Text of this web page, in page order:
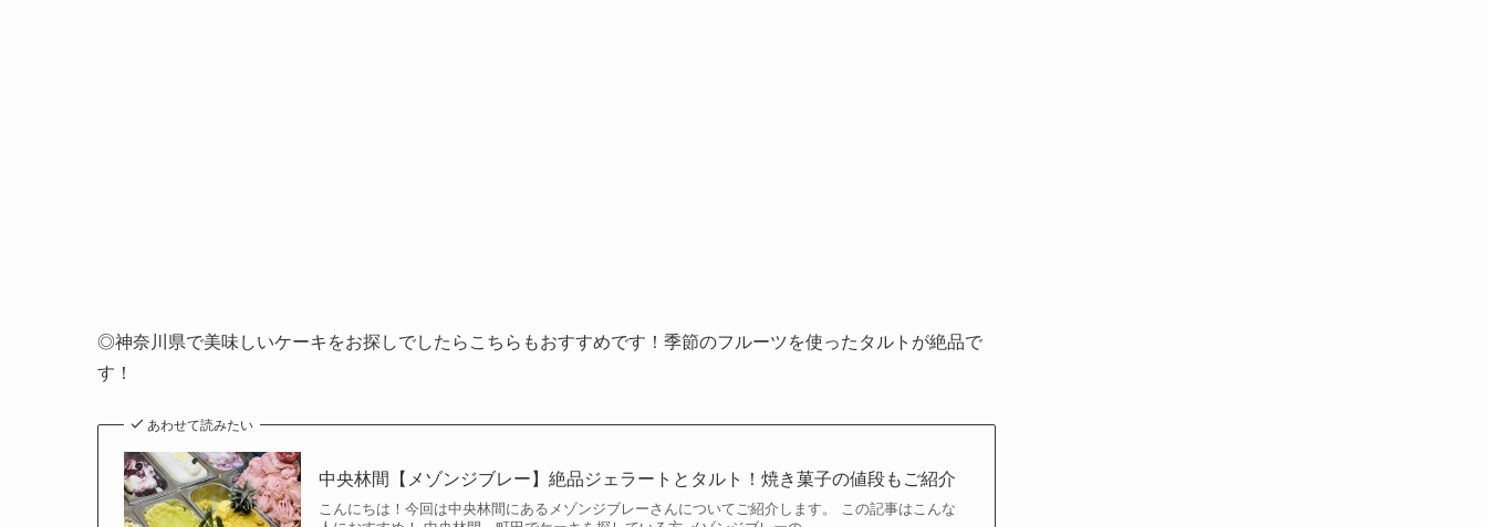
◎神奈川県で美味しいケーキをお探しでしたらこちらもおすすめです！季節のフルーツを使ったタルトが絶品で
す！
あわせて読みたい
中央林間【メゾンジブレー】絶品ジェラートとタルト！焼き菓子の値段もご紹介
こんにちは！今回は中央林間にあるメゾンジブレーさんについてご紹介します。 この記事はこんな